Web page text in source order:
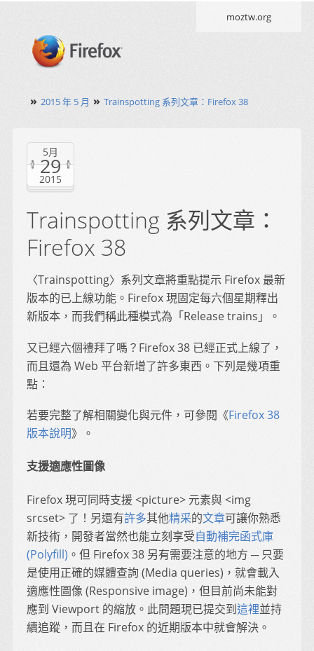
moztw.org
» 2015 年 5 月 » Trainspotting 系列文章：Firefox 38
5月
29
2015
Trainspotting 系列文章：
Firefox 38
〈Trainspotting〉系列文章將重點提示 Firefox 最新
版本的已上線功能。Firefox 現固定每六個星期釋出
新版本，而我們稱此種模式為「Release trains」。
又已經六個禮拜了嗎？Firefox 38 已經正式上線了，
而且還為 Web 平台新增了許多東西。下列是幾項重
點：
若要完整了解相關變化與元件，可參閱《Firefox 38
版本說明》。
支援適應性圖像
Firefox 現可同時支援 <picture> 元素與 <img
srcset> 了！另還有許多其他精采的文章可讓你熟悉
新技術，開發者當然也能立刻享受自動補完函式庫
(Polyfill) 。但 Firefox 38 另有需要注意的地方 ─ 只要
是使用正確的媒體查詢 (Media queries)，就會載入
適應性圖像 (Responsive image)，但目前尚未能對
應到 Viewport 的縮放。此問題現已提交到這裡並持
續追蹤，而且在 Firefox 的近期版本中就會解決。